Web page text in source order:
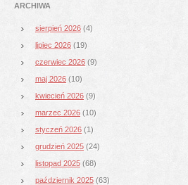
ARCHIWA
sierpień 2026 (4)
lipiec 2026 (19)
czerwiec 2026 (9)
maj 2026 (10)
kwiecień 2026 (9)
marzec 2026 (10)
styczeń 2026 (1)
grudzień 2025 (24)
listopad 2025 (68)
październik 2025 (63)